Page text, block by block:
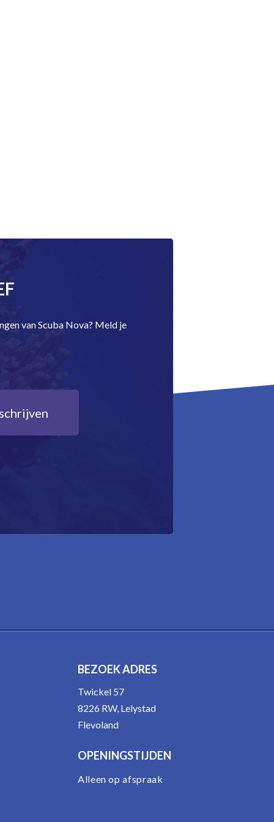
van Scuba Nova? Meld je
BEZOEK ADRES
Twickel 57
8226 RW, Lelystad
Flevoland
OPENINGSTIJDEN
Alleen op afspraak